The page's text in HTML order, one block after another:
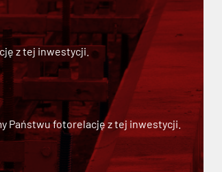
z tej inwestycji.
Państwu fotorelację z tej inwestycji.